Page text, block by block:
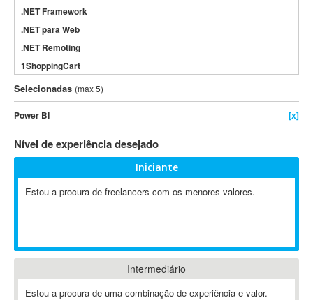
.NET Framework
.NET para Web
.NET Remoting
1ShoppingCart
3DS Max
3GSM
4D Dimension
802.11
A&P
A2Billing
ABAP
ABBYY FineReader
Selecionadas (max 5)
Power BI [x]
Nível de experiência desejado
Iniciante
Estou a procura de freelancers com os menores valores.
Intermediário
Estou a procura de uma combinação de experiência e valor.